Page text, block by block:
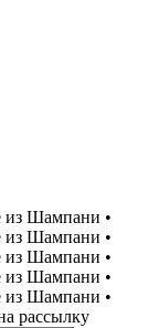
из Шампани •
из Шампани •
из Шампани •
из Шампани •
из Шампани •
рассылку